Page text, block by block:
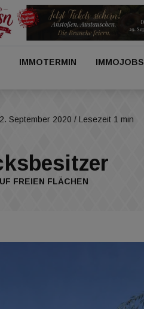
IMMOTERMIN IMMOJOBS
September 2020 / Lesezeit 1 min
FREIEN FLÄCHEN